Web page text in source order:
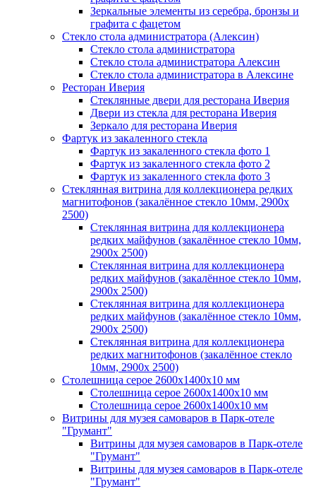
Зеркальные элементы из серебра, бронзы и
графита с фацетом
Стекло стола администратора (Алексин)
Стекло стола администратора
Стекло стола администратора Алексин
Стекло стола администратора в Алексине
Ресторан Иверия
Стеклянные двери для ресторана Иверия
Двери из стекла для ресторана Иверия
Зеркало для ресторана Иверия
Фартук из закаленного стекла
Фартук из закаленного стекла фото 1
Фартук из закаленного стекла фото 2
Фартук из закаленного стекла фото 3
Стеклянная витрина для коллекционера редких
магнитофонов (закалённое стекло 10мм, 2900х
2500)
Стеклянная витрина для коллекционера
редких майфунов (закалённое стекло 10мм,
2900х 2500)
Стеклянная витрина для коллекционера
редких майфунов (закалённое стекло 10мм,
2900х 2500)
Стеклянная витрина для коллекционера
редких майфунов (закалённое стекло 10мм,
2900х 2500)
Стеклянная витрина для коллекционера
редких магнитофонов (закалённое стекло
10мм, 2900х 2500)
Столешница серое 2600х1400х10 мм
Столешница серое 2600х1400х10 мм
Столешница серое 2600х1400х10 мм
Витрины для музея самоваров в Парк-отеле
"Грумант"
Витрины для музея самоваров в Парк-отеле
"Грумант"
Витрины для музея самоваров в Парк-отеле
"Грумант"